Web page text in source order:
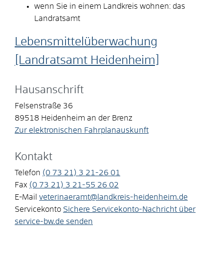
wenn Sie in einem Landkreis wohnen: das
Landratsamt
Lebensmittelüberwachung
[Landratsamt Heidenheim]
Hausanschrift
Felsenstraße 36
89518 Heidenheim an der Brenz
Zur elektronischen Fahrplanauskunft
Kontakt
Telefon (0 73 21) 3 21-26 01
Fax (0 73 21) 3 21-55 26 02
E-Mail veterinaeramt@landkreis-heidenheim.de
Servicekonto Sichere Servicekonto-Nachricht über
service-bw.de senden